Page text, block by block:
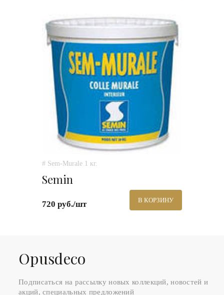
# Sem-Murale 1 кг.
Semin
720 руб./шт В КОРЗИНУ
Оpusdeco
Подписаться на рассылку новых коллекций, новостей и
акций, специальных предложений